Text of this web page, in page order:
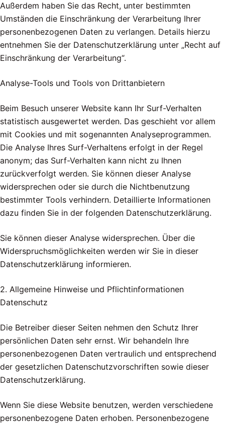
Außerdem haben Sie das Recht, unter bestimmten
Umständen die Einschränkung der Verarbeitung Ihrer
personenbezogenen Daten zu verlangen. Details hierzu
entnehmen Sie der Datenschutzerklärung unter „Recht auf
Einschränkung der Verarbeitung“.
Analyse-Tools und Tools von Drittanbietern
Beim Besuch unserer Website kann Ihr Surf-Verhalten
statistisch ausgewertet werden. Das geschieht vor allem
mit Cookies und mit sogenannten Analyseprogrammen.
Die Analyse Ihres Surf-Verhaltens erfolgt in der Regel
anonym; das Surf-Verhalten kann nicht zu Ihnen
zurückverfolgt werden. Sie können dieser Analyse
widersprechen oder sie durch die Nichtbenutzung
bestimmter Tools verhindern. Detaillierte Informationen
dazu finden Sie in der folgenden Datenschutzerklärung.
Sie können dieser Analyse widersprechen. Über die
Widerspruchsmöglichkeiten werden wir Sie in dieser
Datenschutzerklärung informieren.
2. Allgemeine Hinweise und Pflichtinformationen
Datenschutz
Die Betreiber dieser Seiten nehmen den Schutz Ihrer
persönlichen Daten sehr ernst. Wir behandeln Ihre
personenbezogenen Daten vertraulich und entsprechend
der gesetzlichen Datenschutzvorschriften sowie dieser
Datenschutzerklärung.
Wenn Sie diese Website benutzen, werden verschiedene
personenbezogene Daten erhoben. Personenbezogene